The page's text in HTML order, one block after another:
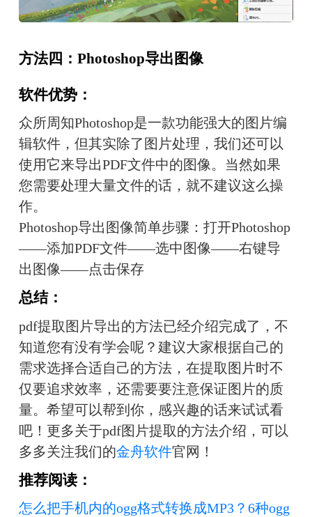
方法四：Photoshop导出图像
软件优势：
众所周知Photoshop是一款功能强大的图片编
辑软件，但其实除了图片处理，我们还可以
使用它来导出PDF文件中的图像。当然如果
您需要处理大量文件的话，就不建议这么操
作。
Photoshop导出图像简单步骤：打开Photoshop
——添加PDF文件——选中图像——右键导
出图像——点击保存
总结：
pdf提取图片导出的方法已经介绍完成了，不
知道您有没有学会呢？建议大家根据自己的
需求选择合适自己的方法，在提取图片时不
仅要追求效率，还需要要注意保证图片的质
量。希望可以帮到你，感兴趣的话来试试看
吧！更多关于pdf图片提取的方法介绍，可以
多多关注我们的金舟软件官网！
推荐阅读：
怎么把手机内的ogg格式转换成MP3？6种ogg